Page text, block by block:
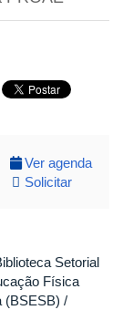
Ver agenda
Solicitar
Setorial
Física
(BSESB) /